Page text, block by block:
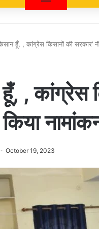
हूँ, , कांग्रेस किसानों की सरकार’
, कांग्रेस
October 19, 2023